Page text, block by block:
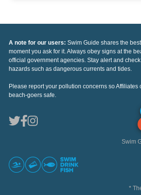
A note for our users: Swim Guide shares the
moment you ask for it. Always obey signs at the
official government agencies. Stay alert and
hazards such as dangerous currents and tides.
Please report your pollution concerns so Affiliates
beach-goers safe.
Swim
*